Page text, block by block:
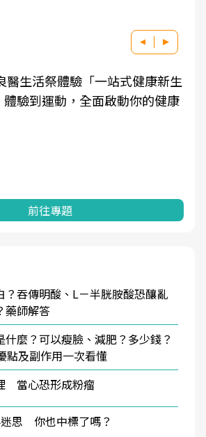
醫生活祭體驗「一站式健康新生
驗到運動，全面啟動你的健康
前往專題
？吞傳明酸、L－半胱胺酸恐釀亂
藥師解答
什麼？可以瘦臉、減肥？多少錢？
點及副作用一次看懂
當心恐形成粉瘤
思 你也中標了嗎？